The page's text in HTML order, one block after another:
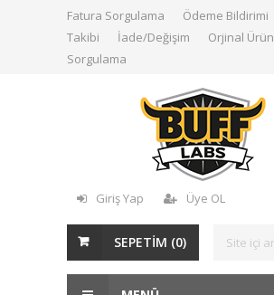
Fatura Sorgulama Ödeme Bildirimi
Takibi
İade/Değişim
Orjinal Ürün
Sorgulama
Giriş Yap Üye OL
SEPETİM (0)